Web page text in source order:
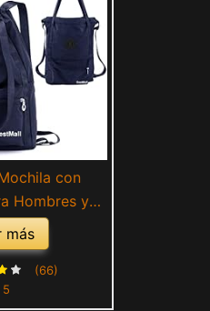
con
Hombres y
de natación
con Cuerdas
Correa
el Hombro
más
5
(66)